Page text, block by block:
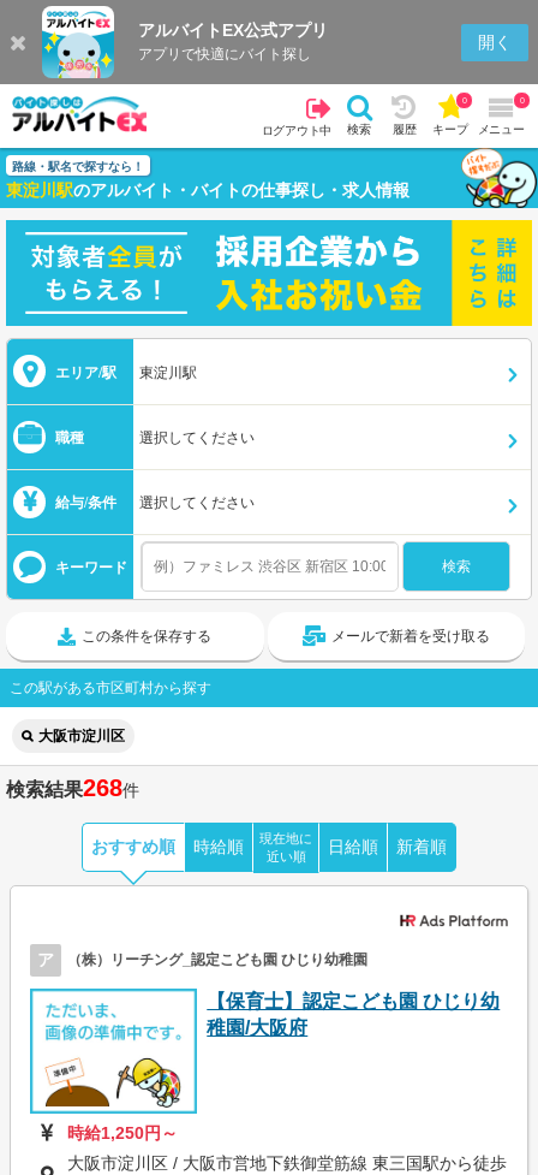
アルバイトEX公式アプリ
アプリで快適にバイト探し
開く
ログアウト中 検索 履歴 キープ
0
メニュー
0
路線・駅名で探すなら！
東淀川駅のアルバイト・バイトの仕事探し・求人情報
エリア/駅 東淀川駅
職種 選択してください
給与/条件 選択してください
キーワード
この条件を保存する メールで新着を受け取る
この駅がある市区町村から探す
大阪市淀川区
検索結果268件
おすすめ順 時給順
現在地に
近い順
日給順 新着順
ア （株）リーチング_認定こども園 ひじり幼稚園
【保育士】認定こども園 ひじり幼
稚園/大阪府
時給1,250円～
大阪市淀川区 / 大阪市営地下鉄御堂筋線 東三国駅から徒歩